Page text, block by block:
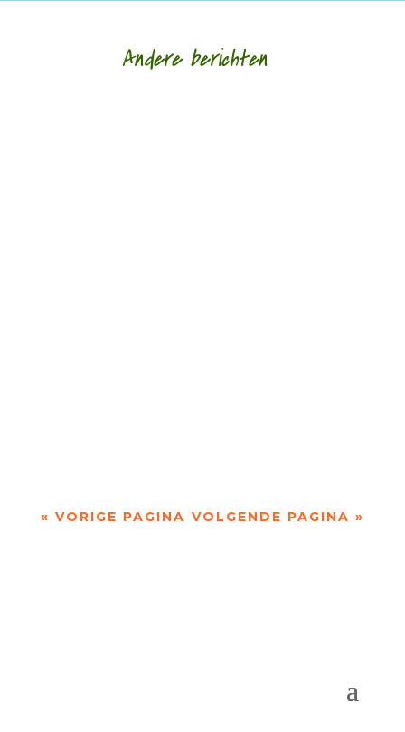
Andere berichten
« VORIGE PAGINA VOLGENDE PAGINA »